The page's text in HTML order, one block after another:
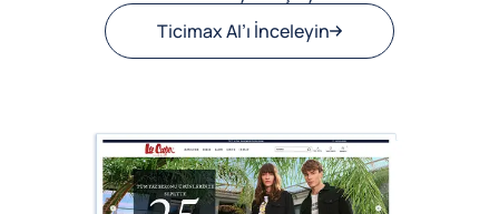
Ticimax AI’ı İnceleyin